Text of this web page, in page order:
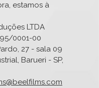
estamos à
LTDA
0001-00
27 - sala 09
Barueri - SP,